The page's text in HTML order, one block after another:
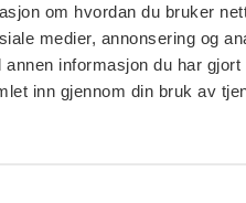
om hvordan du bruker
medier, annonsering og
informasjon du har gjort
inn gjennom din bruk av